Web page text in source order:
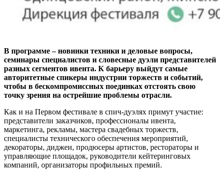
В программе – новинки техники и деловые вопросы,
семинары специалистов и словесные дуэли представителей
разных сегментов ивента. К барьеру выйдут самые
авторитетные спикеры индустрии торжеств и событий,
чтобы в бескомпромиссных поединках отстоять свою
точку зрения на острейшие проблемы отрасли.
Как и на Первом фестивале в спич-дуэлях примут участие:
представители заказчиков, профессионалы ивента,
маркетинга, рекламы, мастера свадебных торжеств,
специалисты технического обеспечения мероприятий,
декораторы, диджеи, продюсеры артистов, рестораторы и
управляющие площадок, руководители кейтеринговых
компаний, организаторы профильных премий.